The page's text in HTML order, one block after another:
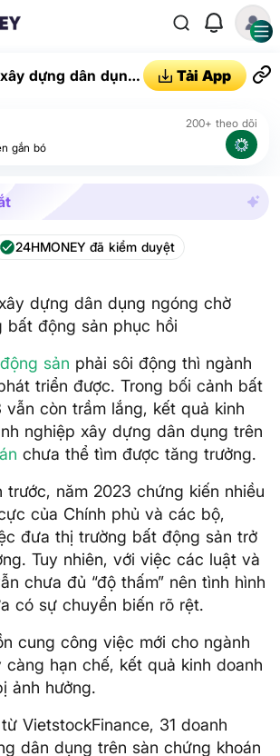
dựng dân dụng
Tải App
gắn bó
200+ theo dõi
24HMONEY đã kiểm duyệt
dựng dân dụng ngóng chờ
bất động sản phục hồi
sản phải sôi động thì ngành
triển được. Trong bối cảnh bất
vẫn còn trầm lắng, kết quả kinh
nghiệp xây dựng dân dụng trên
chưa thể tìm được tăng trưởng.
trước, năm 2023 chứng kiến nhiều
của Chính phủ và các bộ,
đưa thị trường bất động sản trở
Tuy nhiên, với việc các luật và
chưa đủ “độ thấm” nên tình hình
có sự chuyển biến rõ rệt.
cung công việc mới cho ngành
hạn chế, kết quả kinh doanh
ảnh hưởng.
VietstockFinance, 31 doanh
dân dụng trên sàn chứng khoán